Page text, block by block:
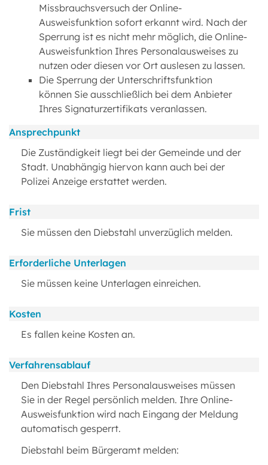
Missbrauchsversuch der Online-
Ausweisfunktion sofort erkannt wird. Nach der
Sperrung ist es nicht mehr möglich, die Online-
Ausweisfunktion Ihres Personalausweises zu
nutzen oder diesen vor Ort auslesen zu lassen.
Die Sperrung der Unterschriftsfunktion
können Sie ausschließlich bei dem Anbieter
Ihres Signaturzertifikats veranlassen.
Ansprechpunkt
Die Zuständigkeit liegt bei der Gemeinde und der
Stadt. Unabhängig hiervon kann auch bei der
Polizei Anzeige erstattet werden.
Frist
Sie müssen den Diebstahl unverzüglich melden.
Erforderliche Unterlagen
Sie müssen keine Unterlagen einreichen.
Kosten
Es fallen keine Kosten an.
Verfahrensablauf
Den Diebstahl Ihres Personalausweises müssen
Sie in der Regel persönlich melden. Ihre Online-
Ausweisfunktion wird nach Eingang der Meldung
automatisch gesperrt.
Diebstahl beim Bürgeramt melden: